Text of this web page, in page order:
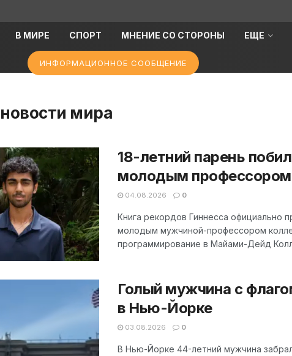
В МИРЕ СПОРТ МНЕНИЕ СО СТОРОНЫ ЕЩЕ
ИНФОРМАЦИОННОЕ СООБЩЕНИЕ
новости мира
18-летний парень
молодым профессором
04.08.2026 0
Книга рекордов Гиннесса официально
молодым мужчиной-профессором
программирование в Майами-Дейд
Голый мужчина с
в Нью-Йорке
03.08.2026 0
В Нью-Йорке 44-летний мужчина